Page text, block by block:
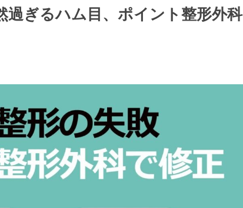
過ぎるハム目、ポイント整形外科